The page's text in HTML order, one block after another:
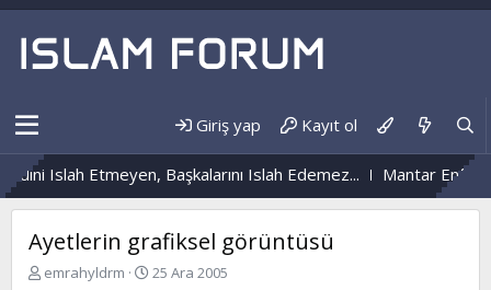
Giriş yap Kayıt ol
Islah Etmeyen, Başkalarını Islah Edemez... Mantar
Ayetlerin grafiksel görüntüsü
K
emrahyldrm
B
25 Ara 2005